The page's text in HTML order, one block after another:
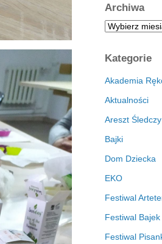
Archiwa
A
h
i
a
Kategorie
Akademia
Aktualności
Areszt Śledczy
Bajki
Dom Dziecka
EKO
Festiwal
Festiwal Bajek
Festiwal